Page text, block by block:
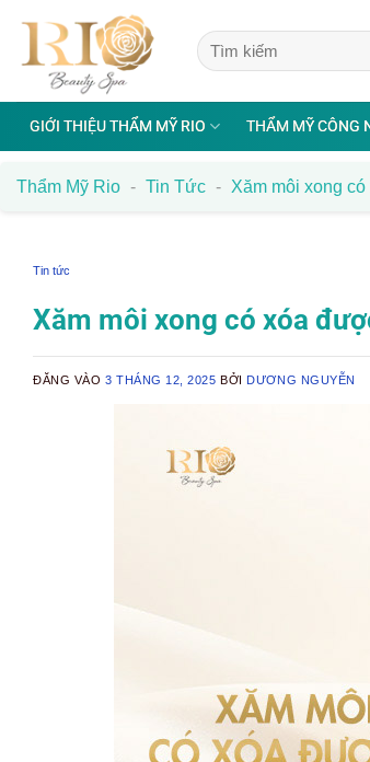
nội
GIỚI THIỆU THẨM MỸ RIO THẨM MỸ CÔNG
Thẩm Mỹ Rio - Tin Tức - Xăm môi xong
Tin tức
Xăm môi xong có xóa
ĐĂNG VÀO 3 THÁNG 12, 2025 BỞI DƯƠNG NGUYỄN